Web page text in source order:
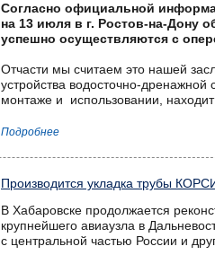
Согласно официальной
на 13 июля в г. Ростов-на-Дону
успешно осуществляются с
Отчасти мы считаем это нашей
устройства водосточно-
монтаже и использовании,
Подробнее
Производится укладка трубы
В Хабаровске продолжается
крупнейшего авиаузла в
с центральной частью России и